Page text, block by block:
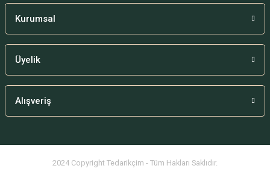
Kurumsal
Üyelik
Alışveriş
2024 Copyright Tedarikçim - Tüm Hakları Saklıdır.